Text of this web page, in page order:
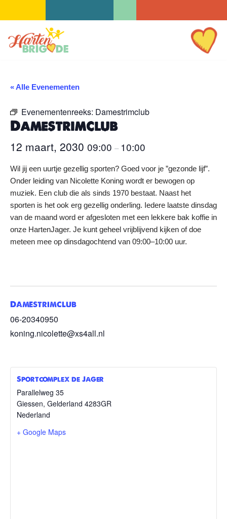
Ga
inhoud
« Alle Evenementen
Evenementenreeks: Damestrimclub
Damestrimclub
12 maart, 2030 09:00 – 10:00
Wil jij een uurtje gezellig sporten? Goed voor je ”gezonde lijf”.
Onder leiding van Nicolette Koning wordt er bewogen op
muziek. Een club die als sinds 1970 bestaat. Naast het
sporten is het ook erg gezellig onderling. Iedere laatste dinsdag
van de maand word er afgesloten met een lekkere bak koffie in
onze HartenJager. Je kunt geheel vrijblijvend kijken of doe
meteen mee op dinsdagochtend van 09:00–10:00 uur.
Damestrimclub
06-20340950
koning.nicolette@xs4all.nl
Sportcomplex de Jager
Parallelweg 35
Giessen, Gelderland 4283GR
Nederland
+ Google Maps